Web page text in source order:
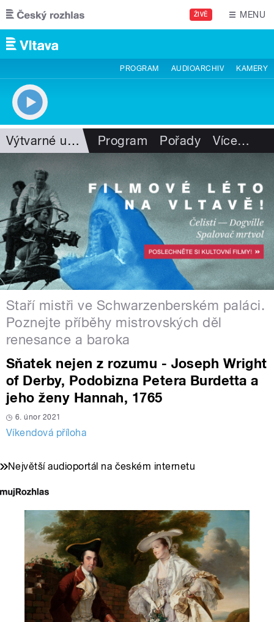
Přejít k hlavnímu obsahu
ŽIVĚ MENU
PROGRAM AUDIOARCHIV KAMERY
Výtvarné umění Program Pořady Více…
Staří mistři ve Schwarzenberském paláci.
Poznejte příběhy mistrovských děl
renesance a baroka
Sňatek nejen z rozumu - Joseph Wright
of Derby, Podobizna Petera Burdetta a
jeho ženy Hannah, 1765
6. únor 2021
Víkendová příloha
Největší audioportál na českém internetu